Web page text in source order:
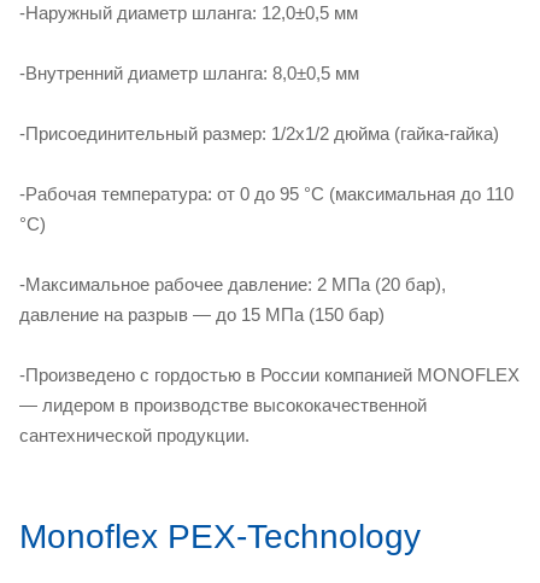
-Наружный диаметр шланга: 12,0±0,5 мм
-Внутренний диаметр шланга: 8,0±0,5 мм
-Присоединительный размер: 1/2х1/2 дюйма (гайка-гайка)
-Рабочая температура: от 0 до 95 °C (максимальная до 110
°C)
-Максимальное рабочее давление: 2 МПа (20 бар),
давление на разрыв — до 15 МПа (150 бар)
-Произведено с гордостью в России компанией MONOFLEX
— лидером в производстве высококачественной
сантехнической продукции.
Monoflex PEX-Technology